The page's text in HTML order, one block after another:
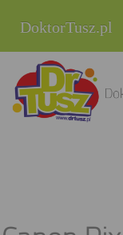
DoktorTusz.pl
tel. 857 337 337
Strona główna